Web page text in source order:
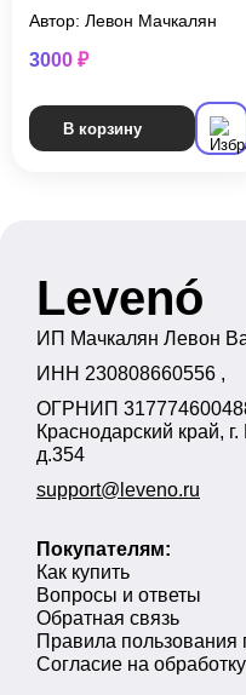
(диор)
Автор: Левон Мачкалян
3000 ₽
В корзину
Levenó
ИП Мачкалян Левон
ИНН 230808660556 ,
ОГРНИП
Краснодарский край,
д.354
support@leveno.ru
Покупателям:
Как купить
Вопросы и ответы
Обратная связь
Правила пользования
Согласие на